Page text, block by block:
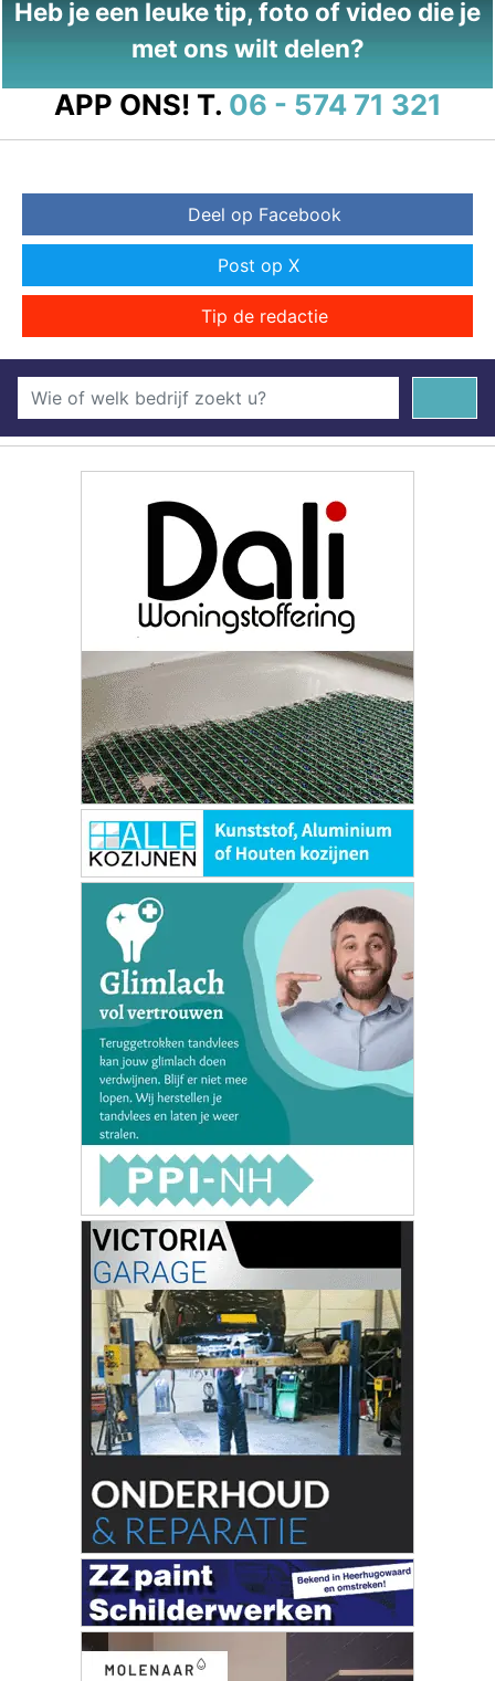
Heb je een leuke tip, foto of video die je
met ons wilt delen?
APP ONS! T. 06 - 574 71 321
Deel op Facebook
Post op X
Tip de redactie